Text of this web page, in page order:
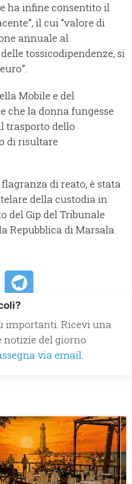
ha infine consentito il
il cui “valore di
annuale al
tossicodipendenze, si
Mobile e del
che la donna fungesse
trasporto dello
di risultare
di reato, è stata
della custodia in
del Gip del Tribunale
Repubblica di Marsala.
importanti. Ricevi una
notizie del giorno
via email.